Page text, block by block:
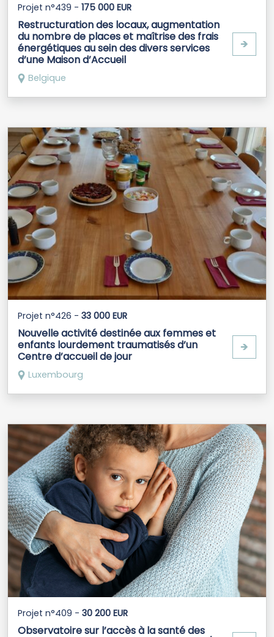
Projet n°439 - 175 000 EUR
Restructuration des locaux, augmentation
du nombre de places et maîtrise des frais
énergétiques au sein des divers services
d’une Maison d’Accueil
Belgique
🡺
Projet n°426 - 33 000 EUR
Nouvelle activité destinée aux femmes et
enfants lourdement traumatisés d’un
Centre d’accueil de jour
Luxembourg
🡺
Projet n°409 - 30 200 EUR
Observatoire sur l’accès à la santé des